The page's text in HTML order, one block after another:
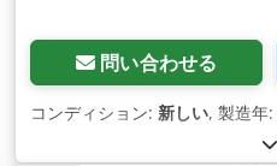
問い合わせる
コンディション: 新しい, 製造年: